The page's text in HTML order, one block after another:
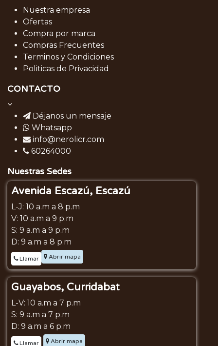
Nuestra empresa
Ofertas
Compra por marca
Compras Frecuentes
Terminos y Condiciones
Politicas de Privacidad
CONTACTO
Déjanos un mensaje
Whatsapp
info@nerolicr.com
60264000
Nuestras Sedes
Avenida Escazú, Escazú
L-J: 10 a.m a 8 p.m
V: 10 a.m a 9 p.m
S: 9 a.m a 9 p.m
D: 9 a.m a 8 p.m
Llamar Abrir mapa
Guayabos, Curridabat
L-V: 10 a.m a 7 p.m
S: 9 a.m a 7 p.m
D: 9 a.m a 6 p.m
Llamar Abrir mapa